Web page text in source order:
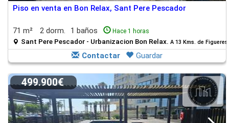
Piso en venta en Bon Relax, Sant Pere Pescador
71 m² 2 dorm. 1 baños Hace 1 horas
Sant Pere Pescador - Urbanizacion Bon Relax. A 13 Kms. de Figueres
Contactar Guardar
499.900€